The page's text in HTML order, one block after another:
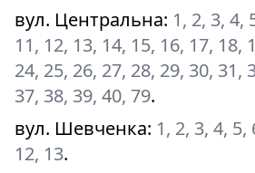
вул. Центральна: 1, 2, 3, 4,
11, 12, 13, 14, 15, 16, 17, 18,
24, 25, 26, 27, 28, 29, 30, 31,
37, 38, 39, 40, 79.
вул. Шевченка: 1, 2, 3, 4, 5,
12, 13.